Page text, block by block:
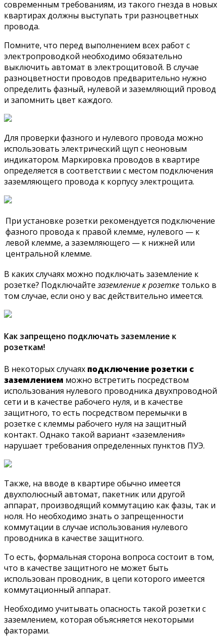
современным требованиям, из такого гнезда в новых
квартирах должны выступать три разноцветных
провода.
Помните, что перед выполнением всех работ с
электропроводкой необходимо обязательно
выключить автомат в электрощитовой. В случае
разноцветности проводов предварительно нужно
определить фазный, нулевой и заземляющий провод
и запомнить цвет каждого.
Для проверки фазного и нулевого провода можно
использовать электрический щуп с неоновым
индикатором. Маркировка проводов в квартире
определяется в соответствии с местом подключения
заземляющего провода к корпусу электрощита.
При установке розетки рекомендуется подключение
фазного провода к правой клемме, нулевого — к
левой клемме, а заземляющего — к нижней или
центральной клемме.
В каких случаях можно подключать заземление к
розетке? Подключайте заземление к розетке только в
том случае, если оно у вас действительно имеется.
Как запрещено подключать заземление к
розеткам!
В некоторых случаях подключение розетки с
заземлением можно встретить посредством
использования нулевого проводника двухпроводной
сети и в качестве рабочего нуля, и в качестве
защитного, то есть посредством перемычки в
розетке с клеммы рабочего нуля на защитный
контакт. Однако такой вариант «заземления»
нарушает требования определенных пунктов ПУЭ.
Также, на вводе в квартире обычно имеется
двухполюсный автомат, пакетник или другой
аппарат, производящий коммутацию как фазы, так и
ноля. Но необходимо знать о запрещенности
коммутации в случае использования нулевого
проводника в качестве защитного.
То есть, формальная сторона вопроса состоит в том,
что в качестве защитного не может быть
использован проводник, в цепи которого имеется
коммутационный аппарат.
Необходимо учитывать опасность такой розетки с
заземлением, которая объясняется некоторыми
факторами.